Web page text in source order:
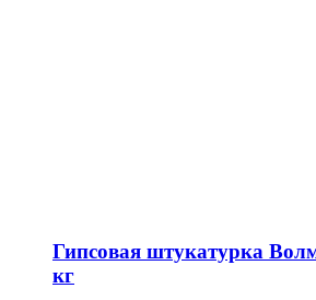
Гипсовая штукатурка
кг